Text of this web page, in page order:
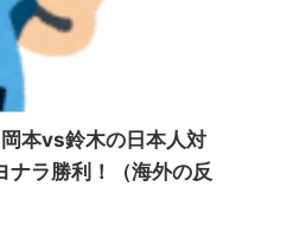
本vs鈴木の日本人対
ナラ勝利！（海外の反